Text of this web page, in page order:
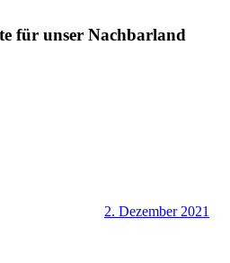
für unser Nachbarland
2. Dezember 2021